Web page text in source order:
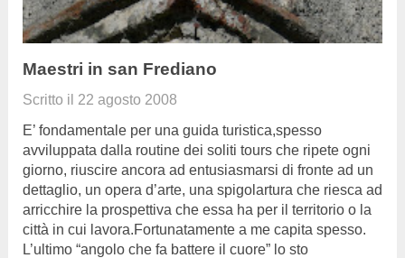
Maestri in san Frediano
Scritto il 22 agosto 2008
E’ fondamentale per una guida turistica,spesso
avviluppata dalla routine dei soliti tours che ripete ogni
giorno, riuscire ancora ad entusiasmarsi di fronte ad un
dettaglio, un opera d’arte, una spigolartura che riesca ad
arricchire la prospettiva che essa ha per il territorio o la
città in cui lavora.Fortunatamente a me capita spesso.
L’ultimo “angolo che fa battere il cuore” lo sto